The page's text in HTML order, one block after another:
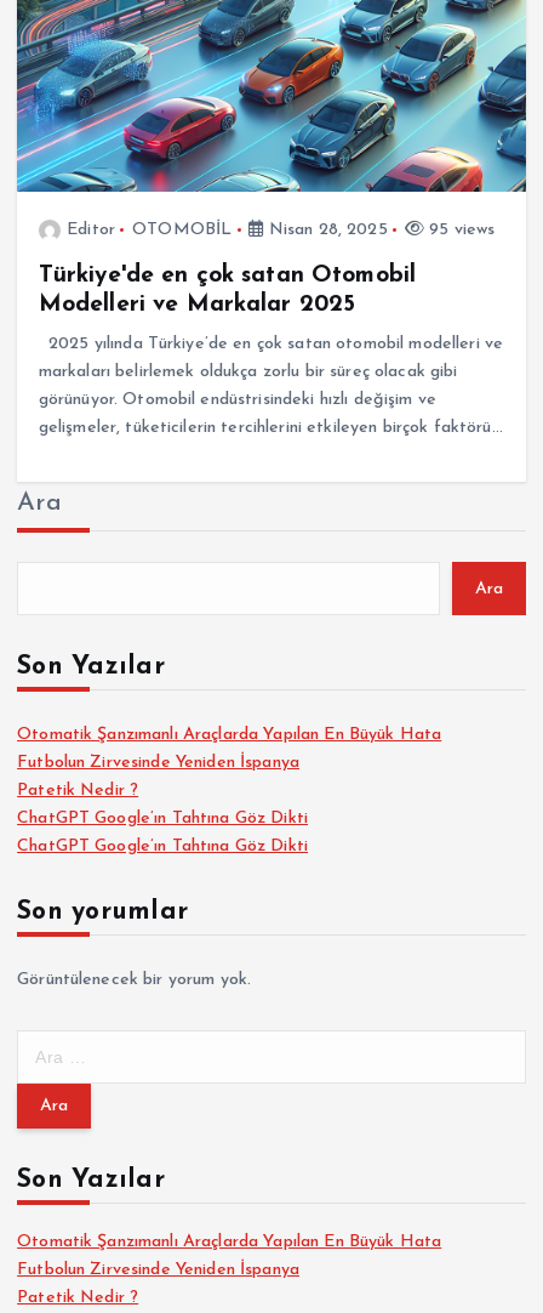
Editor OTOMOBİL Nisan 28, 2025 95 views
Türkiye'de en çok satan Otomobil
Modelleri ve Markalar 2025
2025 yılında Türkiye’de en çok satan otomobil modelleri ve
markaları belirlemek oldukça zorlu bir süreç olacak gibi
görünüyor. Otomobil endüstrisindeki hızlı değişim ve
gelişmeler, tüketicilerin tercihlerini etkileyen birçok faktörü…
Ara
Ara
Son Yazılar
Otomatik Şanzımanlı Araçlarda Yapılan En Büyük Hata
Futbolun Zirvesinde Yeniden İspanya
Patetik Nedir ?
ChatGPT Google’ın Tahtına Göz Dikti
ChatGPT Google’ın Tahtına Göz Dikti
Son yorumlar
Görüntülenecek bir yorum yok.
m
:Son Yazılar
Otomatik Şanzımanlı Araçlarda Yapılan En Büyük Hata
Futbolun Zirvesinde Yeniden İspanya
Patetik Nedir ?